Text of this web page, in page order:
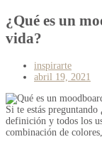
¿Qué es un
vida?
inspirarte
abril 19, 2021
Si te estás
definición y todos los
combinación de